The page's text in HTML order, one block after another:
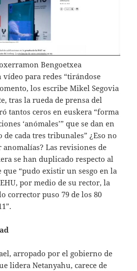
Bengoetxea
para redes “tirándose
los escribe Mikel Segovia
tras la rueda de prensa del
tantos ceros en euskera “forma
‘anómales’” que se dan en
de cada tres tribunales” ¿Eso no
Las revisiones de
se han duplicado respecto al
que “pudo existir un sesgo en la
por medio de su rector, la
corrector puso 79 de los 80
arropado por el gobierno de
lidera Netanyahu, carece de